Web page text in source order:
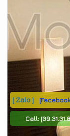
[ Zalo ]
Call: